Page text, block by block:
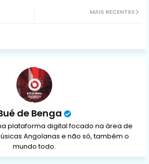
ap
MAIS RECENTES
de Benga
plataforma digital focado na área de
Angolanas e não só, também o
mundo todo.